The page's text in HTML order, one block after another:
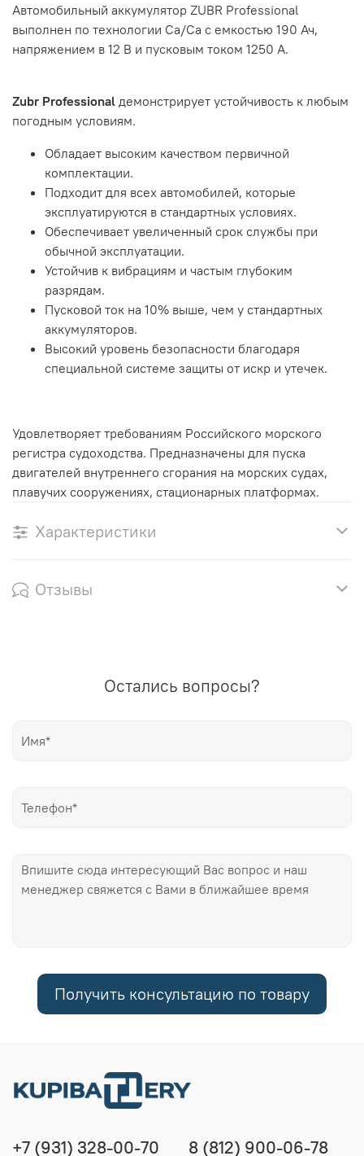
Автомобильный аккумулятор ZUBR Professional
выполнен по технологии Ca/Ca с емкостью 190 Ач,
напряжением в 12 В и пусковым током 1250 А.
Zubr Professional демонстрирует устойчивость к любым
погодным условиям.
Обладает высоким качеством первичной
комплектации.
Подходит для всех автомобилей, которые
эксплуатируются в стандартных условиях.
Обеспечивает увеличенный срок службы при
обычной эксплуатации.
Устойчив к вибрациям и частым глубоким
разрядам.
Пусковой ток на 10% выше, чем у стандартных
аккумуляторов.
Высокий уровень безопасности благодаря
специальной системе защиты от искр и утечек.
Удовлетворяет требованиям Российского морского
регистра судоходства. Предназначены для пуска
двигателей внутреннего сгорания на морских судах,
плавучих сооружениях, стационарных платформах.
Характеристики
Отзывы
Остались вопросы?
Получить консультацию по товару
+7 (931) 328-00-70 8 (812) 900-06-78